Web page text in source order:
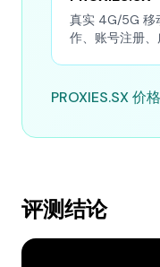
真实 4G/5G 移
作、账号注册、
PROXIES.SX 价
评测结论